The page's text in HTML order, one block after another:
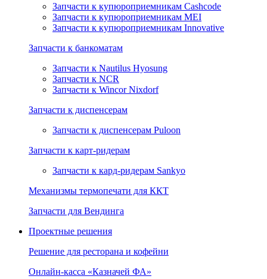
Запчасти к купюроприемникам Cashcode
Запчасти к купюроприемникам MEI
Запчасти к купюроприемникам Innovative
Запчасти к банкоматам
Запчасти к Nautilus Hyosung
Запчасти к NCR
Запчасти к Wincor Nixdorf
Запчасти к диспенсерам
Запчасти к диспенсерам Puloon
Запчасти к карт-ридерам
Запчасти к кард-ридерам Sankyo
Механизмы термопечати для ККТ
Запчасти для Вендинга
Проектные решения
Решение для ресторана и кофейни
Онлайн‑касса «Казначей ФА»